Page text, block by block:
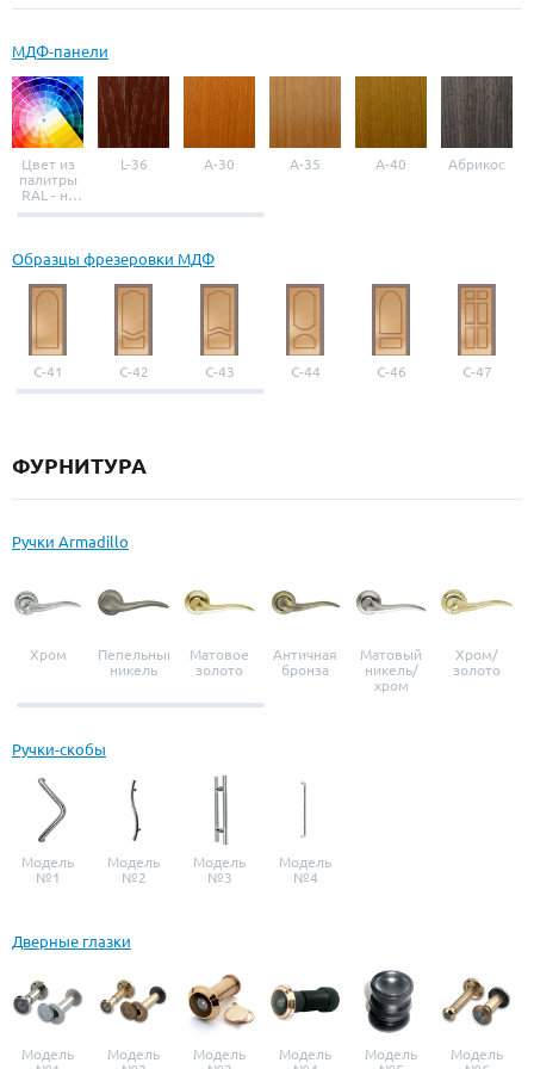
МДФ-панели
Цвет из
палитры
RAL - на
выбор
L-36 A-30 A-35 A-40 Абрикос
Образцы фрезеровки МДФ
С-41 С-42 С-43 С-44 С-46 С-47
ФУРНИТУРА
Ручки Armadillo
Хром
Пепельный
никель
Матовое
золото
Античная
бронза
Матовый
никель/
хром
Хром/
золото
Ручки-скобы
Модель
№1
Модель
№2
Модель
№3
Модель
№4
Дверные глазки
Модель
Модель
Модель
Модель
Модель
Модель